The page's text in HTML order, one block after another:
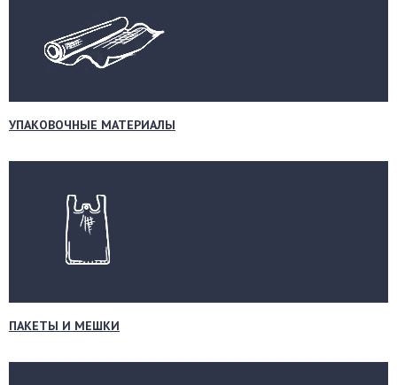
УПАКОВОЧНЫЕ МАТЕРИАЛЫ
ПАКЕТЫ И МЕШКИ